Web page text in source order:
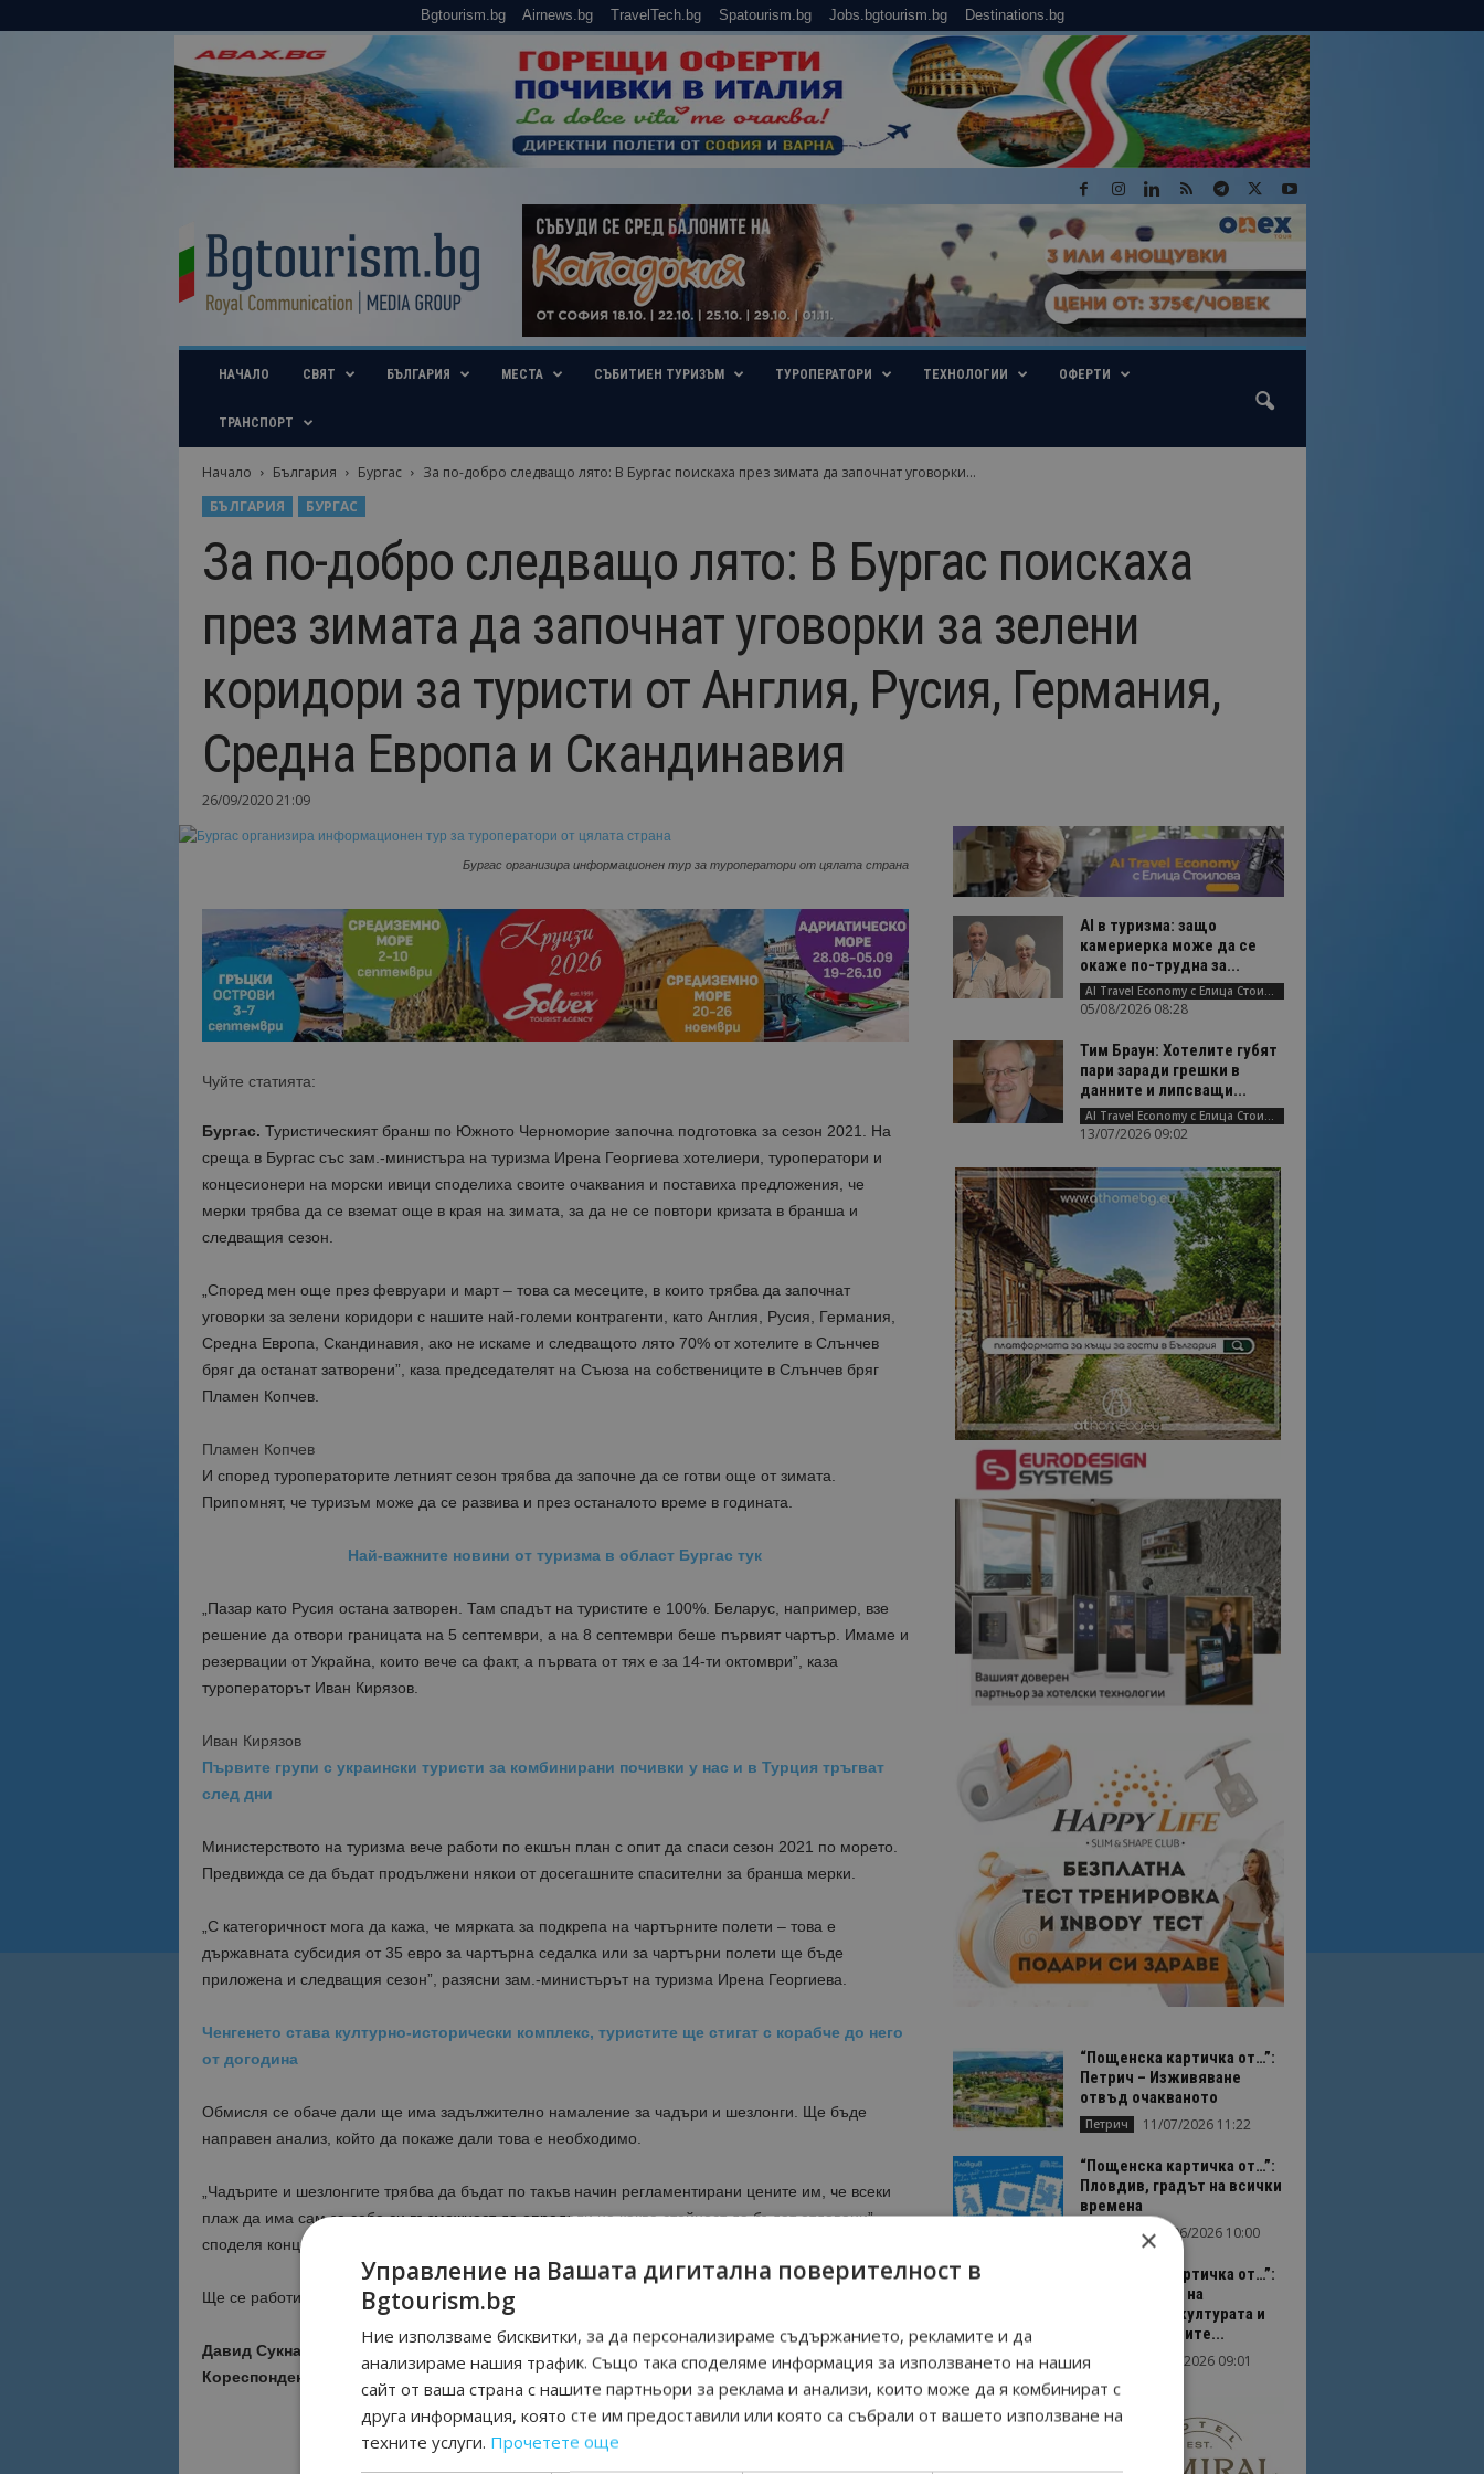
Bgtourism.bg Airnews.bg TravelTech.bg Spatourism.bg Jobs.bgtourism.bg Destinations.bg
u
i
b
у
НАЧАЛО СВЯТ БЪЛГАРИЯ МЕСТА СЪБИТИЕН ТУРИЗЪМ ТУРОПЕРАТОРИ ТЕХНОЛОГИИ ОФЕРТИ
ТРАНСПОРТ
Начало България Бургас
За по-добро следващо лято: В Бургас поискаха през зимата да започнат уговорки...
БЪЛГАРИЯ
БУРГАС
За по-добро следващо лято: В Бургас поискаха
през зимата да започнат уговорки за зелени
коридори за туристи от Англия, Русия, Германия,
Средна Европа и Скандинавия
26/09/2020 21:09
Бургас организира информационен тур за туроператори от цялата страна
Чуйте статията:
Бургас. Туристическият бранш по Южното Черноморие започна подготовка за сезон 2021. На
среща в Бургас със зам.-министъра на туризма Ирена Георгиева хотелиери, туроператори и
концесионери на морски ивици споделиха своите очаквания и поставиха предложения, че
мерки трябва да се вземат още в края на зимата, за да не се повтори кризата в бранша и
следващия сезон.
„Според мен още през февруари и март – това са месеците, в които трябва да започнат
уговорки за зелени коридори с нашите най-големи контрагенти, като Англия, Русия, Германия,
Средна Европа, Скандинавия, ако не искаме и следващото лято 70% от хотелите в Слънчев
бряг да останат затворени”, каза председателят на Съюза на собствениците в Слънчев бряг
Пламен Копчев.
Пламен Копчев
И според туроператорите летният сезон трябва да започне да се готви още от зимата.
Припомнят, че туризъм може да се развива и през останалото време в годината.
Най-важните новини от туризма в област Бургас тук
„Пазар като Русия остана затворен. Там спадът на туристите е 100%. Беларус, например, взе
решение да отвори границата на 5 септември, а на 8 септември беше първият чартър. Имаме и
резервации от Украйна, които вече са факт, а първата от тях е за 14-ти октомври”, каза
туроператорът Иван Кирязов.
Иван Кирязов
Първите групи с украински туристи за комбинирани почивки у нас и в Турция тръгват
след дни
Министерството на туризма вече работи по екшън план с опит да спаси сезон 2021 по морето.
Предвижда се да бъдат продължени някои от досегашните спасителни за бранша мерки.
„С категоричност мога да кажа, че мярката за подкрепа на чартърните полети – това е
държавната субсидия от 35 евро за чартърна седалка или за чартърни полети ще бъде
приложена и следващия сезон”, разясни зам.-министърът на туризма Ирена Георгиева.
Ченгенето става културно-исторически комплекс, туристите ще стигат с корабче до него
от догодина
Обмисля се обаче дали ще има задължително намаление за чадъри и шезлонги. Ще бъде
направен анализ, който да покаже дали това е необходимо.
„Чадърите и шезлонгите трябва да бъдат по такъв начин регламентирани цените им, че всеки
плаж да има сам за себе си възможност да определи на каква стойност да бъдат отдавани”,
споделя концесионерът на плаж Крайморие Николай Димитров.
Ще се работи и по реклама, която да привлича чужди туристи у нас целогодишно.
Давид Сукнаров
Кореспондент на bgtourism.bg за област Бургас
Най-важните новини от туризма в България тук
AI в туризма: защо
камериерка може да се
окаже по-трудна за...
AI Travel Economy с Елица Стоилова
05/08/2026 08:28
Тим Браун: Хотелите губят
пари заради грешки в
данните и липсващи...
AI Travel Economy с Елица Стоилова
13/07/2026 09:02
“Пощенска картичка от…”:
Петрич – Изживяване
отвъд очакваното
Петрич 11/07/2026 11:22
“Пощенска картичка от…”:
Пловдив, градът на всички
времена
23/06/2026 10:00
“Пощенска картичка от…”:
Перник – град на
традициите, културата и
вдъхновяващите...
Перник 17/06/2026 09:01
×
Управление на Вашата дигитална поверителност в
Bgtourism.bg
Ние използваме бисквитки, за да персонализираме съдържанието, рекламите и да
анализираме нашия трафик. Също така споделяме информация за използването на нашия
сайт от ваша страна с нашите партньори за реклама и анализи, които може да я комбинират с
друга информация, която сте им предоставили или която са събрали от вашето използване на
техните услуги. Прочетете още